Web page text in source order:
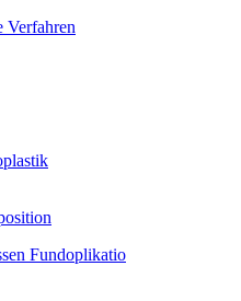
Verfahren
Fundoplikatio